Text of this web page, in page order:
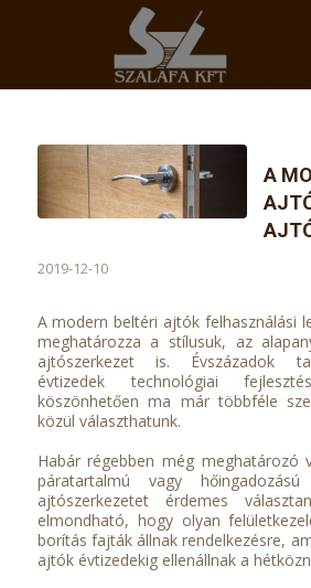
A
2019-12-10
A modern beltéri ajtók felhasználási
meghatározza a stílusuk, az
ajtószerkezet is. Évszázadok
évtizedek technológiai
köszönhetően ma már többféle
közül választhatunk.
Habár régebben még meghatározó
páratartalmú vagy
ajtószerkezetet érdemes
elmondható, hogy olyan
borítás fajták állnak rendelkezésre,
ajtók évtizedekig ellenállnak a